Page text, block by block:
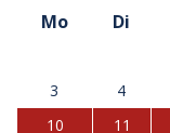
Mo
Di
3
4
10
11